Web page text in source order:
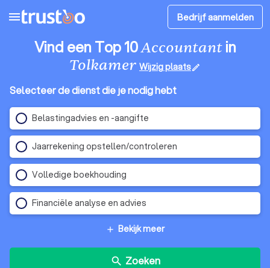
menu Bedrijf aanmelden
Vind een Top 10Accountantin
Tolkamer Wijzig plaatsedit
Selecteer de dienst die je nodig hebt
Belastingadvies en -aangifte
Jaarrekening opstellen/controleren
Volledige boekhouding
Financiële analyse en advies
add Bekijk meer
search Zoeken